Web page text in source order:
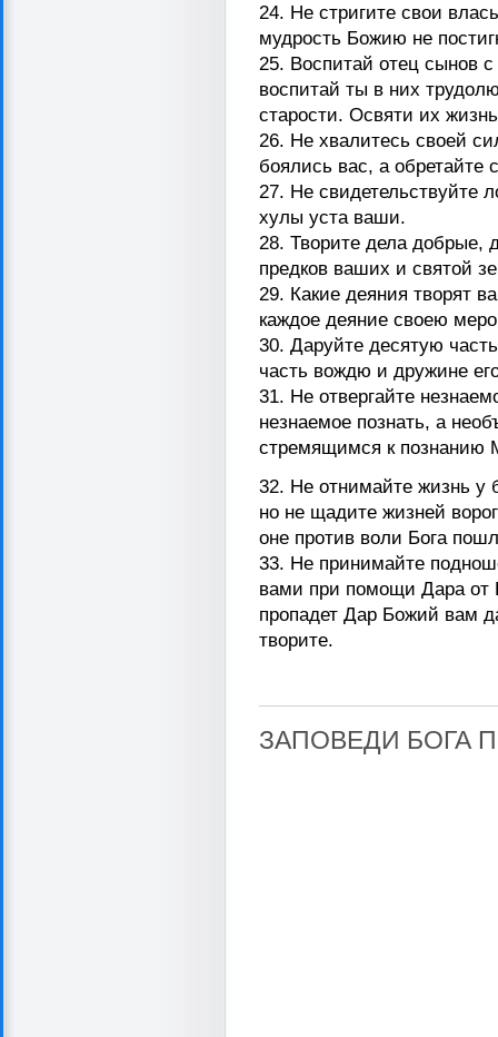
24. Не стригите свои
мудрость Божию не
25. Воспитай отец сынов
воспитай ты в них
старости. Освяти их
26. Не хвалитесь своей
боялись вас, а обретайте
27. Не свидетельствуйте
хулы уста ваши.
28. Творите дела добрые,
предков ваших и святой
29. Какие деяния творят
каждое деяние своею
30. Даруйте десятую
часть вождю и дружине
31. Не отвергайте
незнаемое познать, а
стремящимся к познанию
32. Не отнимайте жизнь у
но не щадите жизней
оне против воли Бога
33. Не принимайте
вами при помощи Дара от
пропадет Дар Божий вам
творите.
ЗАПОВЕДИ БОГА